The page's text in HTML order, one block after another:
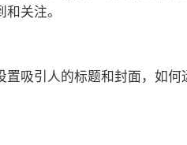
关注。
吸引人的标题和封面，如